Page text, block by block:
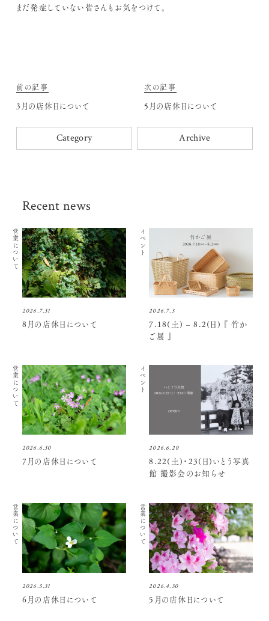
まだ発症していない皆さんもお気をつけて。
前の記事
3月の店休日について
次の記事
5月の店休日について
Category Archive
Recent news
2026.7.31
営業について
8月の店休日について
2026.7.3
イベント
7.18(土) – 8.2(日) 『 竹か
ご展 』
2026.6.30
営業について
7月の店休日について
2026.6.20
イベント
8.22(土)・23(日)いとう写真
館 撮影会のお知らせ
2026.5.31
営業について
6月の店休日について
2026.4.30
営業について
5月の店休日について